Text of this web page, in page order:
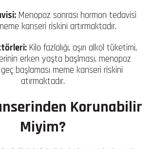
Menopoz sonrası hormon tedavisi
kanseri riskini artırmaktadır.
Kilo fazlalığı, aşırı alkol tüketimi,
erken yaşta başlması, menopoz
başlaması meme kanseri riskini
atırmaktadır.
Korunabilir
Miyim?